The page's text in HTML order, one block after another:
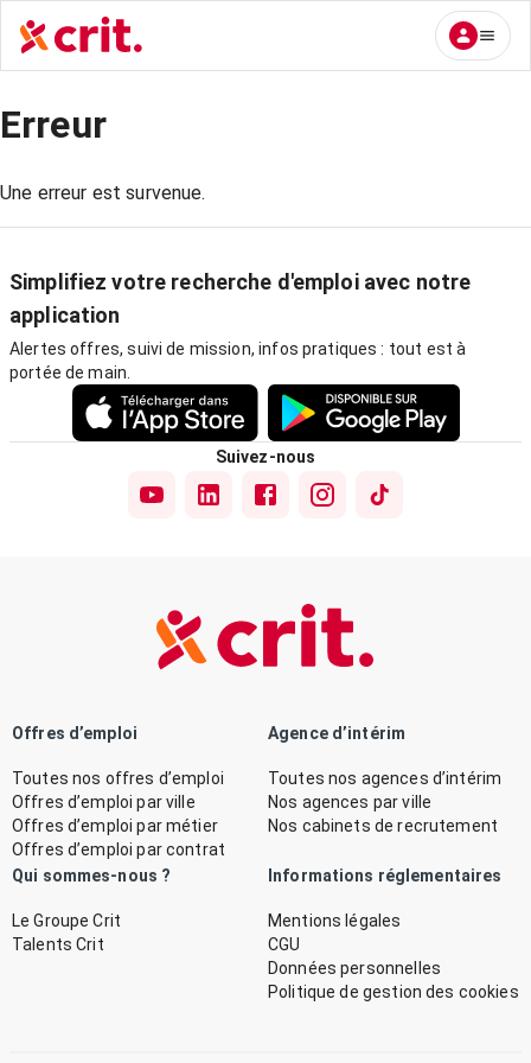
Erreur
Une erreur est survenue.
Simplifiez votre recherche d'emploi avec notre
application
Alertes offres, suivi de mission, infos pratiques : tout est à
portée de main.
Suivez-nous
Offres d’emploi
Toutes nos offres d’emploi
Offres d’emploi par ville
Offres d’emploi par métier
Offres d’emploi par contrat
Agence d’intérim
Toutes nos agences d’intérim
Nos agences par ville
Nos cabinets de recrutement
Qui sommes-nous ?
Le Groupe Crit
Talents Crit
Informations réglementaires
Mentions légales
CGU
Données personnelles
Politique de gestion des cookies